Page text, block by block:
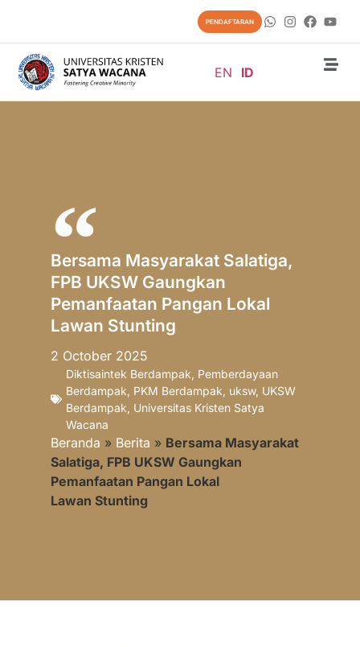
PENDAFTARAN
EN ID
Bersama Masyarakat Salatiga,
FPB UKSW Gaungkan
Pemanfaatan Pangan Lokal
Lawan Stunting
2 October 2025
Diktisaintek Berdampak, Pemberdayaan
Berdampak, PKM Berdampak, uksw, UKSW
Berdampak, Universitas Kristen Satya
Wacana
Beranda » Berita » Bersama Masyarakat
Salatiga, FPB UKSW Gaungkan
Pemanfaatan Pangan Lokal
Lawan Stunting